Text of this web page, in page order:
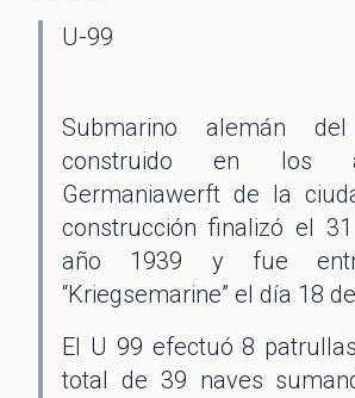
U-99
Submarino alemán
construido en los
Germaniawerft de la
construcción finalizó el
año 1939 y fue
“Kriegsemarine” el día 18
El U 99 efectuó 8
total de 39 naves